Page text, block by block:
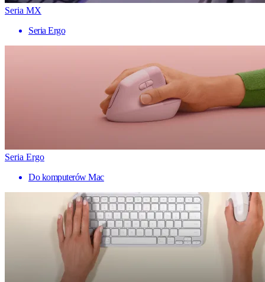
Seria MX
Seria Ergo
Seria Ergo
Do komputerów Mac